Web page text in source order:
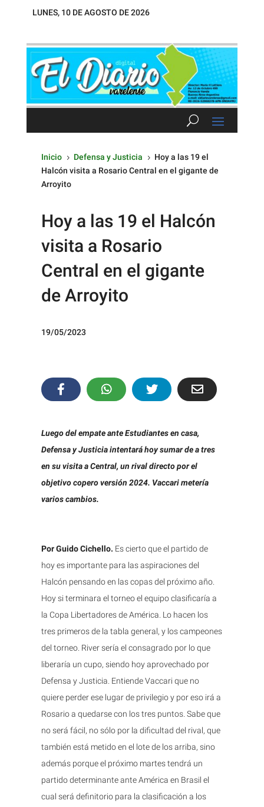
LUNES, 10 DE AGOSTO DE 2026
Inicio 5 Defensa y Justicia 5 Hoy a las 19 el
Halcón visita a Rosario Central en el gigante de
Arroyito
Hoy a las 19 el Halcón
visita a Rosario
Central en el gigante
de Arroyito
19/05/2023
Luego del empate ante Estudiantes en casa,
Defensa y Justicia intentará hoy sumar de a tres
en su visita a Central, un rival directo por el
objetivo copero versión 2024. Vaccari metería
varios cambios.
Por Guido Cichello. Es cierto que el partido de
hoy es importante para las aspiraciones del
Halcón pensando en las copas del próximo año.
Hoy si terminara el torneo el equipo clasificaría a
la Copa Libertadores de América. Lo hacen los
tres primeros de la tabla general, y los campeones
del torneo. River sería el consagrado por lo que
liberaría un cupo, siendo hoy aprovechado por
Defensa y Justicia. Entiende Vaccari que no
quiere perder ese lugar de privilegio y por eso irá a
Rosario a quedarse con los tres puntos. Sabe que
no será fácil, no sólo por la dificultad del rival, que
también está metido en el lote de los arriba, sino
además porque el próximo martes tendrá un
partido determinante ante América en Brasil el
cual será definitorio para la clasificación a los